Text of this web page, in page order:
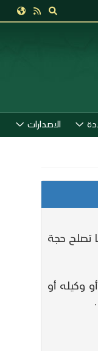
الاصدارات
تصلح حجة
وكيله أو